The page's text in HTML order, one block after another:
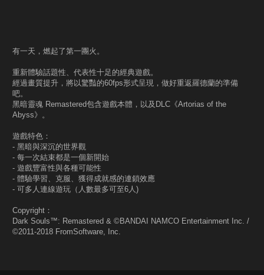
有一天，燃起了第一團火。
重新體驗話題性、代表性十足的經典遊戲。
經過畫質提升，將以驚豔的60fps形式呈現，做好重返羅德蘭的準備
吧。
黑暗靈魂 Remastered包含遊戲本體，以及DLC《Artorias of the
Abyss》。
遊戲特色：
- 黑暗與深沉的世界觀
- 每一次結束都是一個新開始
- 遊戲豐富性與各種可能性
- 體驗學習、克服、獲得成就感的連鎖效應
- 可多人連線遊玩（人數最多可至6人)
Copyright：
Dark Souls™: Remastered & ©BANDAI NAMCO Entertainment Inc. /
©2011-2018 FromSoftware, Inc.